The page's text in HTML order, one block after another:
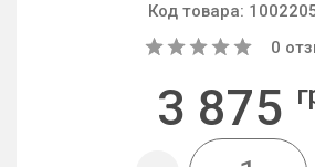
Код товара:
0
3 875